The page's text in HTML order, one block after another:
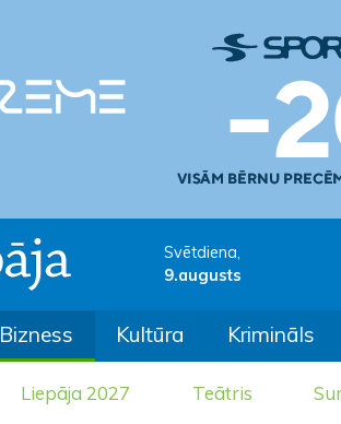
Svētdiena,
9.augusts
Bizness Kultūra Krimināls
Liepāja 2027 Teātris